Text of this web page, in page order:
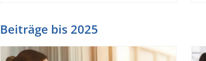
Beiträge bis 2025